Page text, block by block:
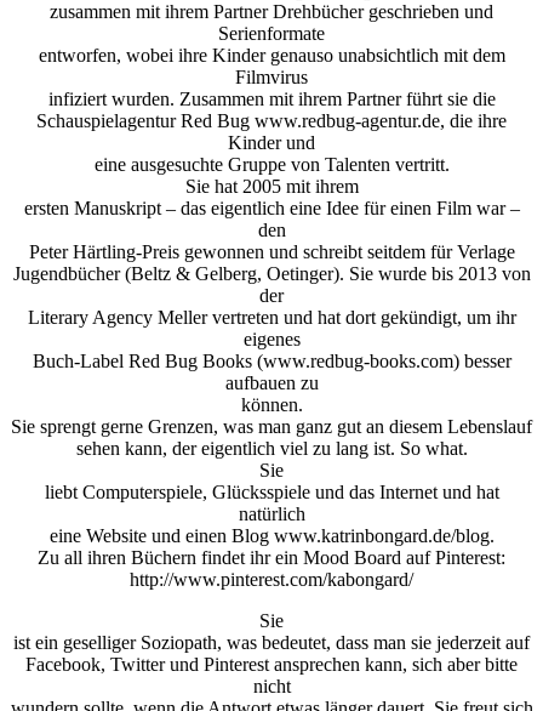
zusammen mit ihrem Partner Drehbücher geschrieben und
Serienformate
entworfen, wobei ihre Kinder genauso unabsichtlich mit dem
Filmvirus
infiziert wurden. Zusammen mit ihrem Partner führt sie die
Schauspielagentur Red Bug www.redbug-agentur.de, die ihre
Kinder und
eine ausgesuchte Gruppe von Talenten vertritt.
Sie hat 2005 mit ihrem
ersten Manuskript – das eigentlich eine Idee für einen Film war –
den
Peter Härtling-Preis gewonnen und schreibt seitdem für Verlage
Jugendbücher (Beltz & Gelberg, Oetinger). Sie wurde bis 2013 von
der
Literary Agency Meller vertreten und hat dort gekündigt, um ihr
eigenes
Buch-Label Red Bug Books (www.redbug-books.com) besser
aufbauen zu
können.
Sie sprengt gerne Grenzen, was man ganz gut an diesem Lebenslauf
sehen kann, der eigentlich viel zu lang ist. So what.
Sie
liebt Computerspiele, Glücksspiele und das Internet und hat
natürlich
eine Website und einen Blog www.katrinbongard.de/blog.
Zu all ihren Büchern findet ihr ein Mood Board auf Pinterest:
http://www.pinterest.com/kabongard/
Sie
ist ein geselliger Soziopath, was bedeutet, dass man sie jederzeit auf
Facebook, Twitter und Pinterest ansprechen kann, sich aber bitte
nicht